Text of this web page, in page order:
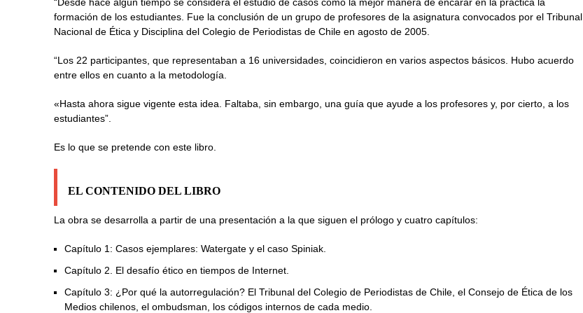
formación de los estudiantes. Fue la conclusión de un grupo de profesores de la asignatura convocados por el Tribunal
Nacional de Ética y Disciplina del Colegio de Periodistas de Chile en agosto de 2005.
“Los 22 participantes, que representaban a 16 universidades, coincidieron en varios aspectos básicos. Hubo acuerdo
entre ellos en cuanto a la metodología.
«Hasta ahora sigue vigente esta idea. Faltaba, sin embargo, una guía que ayude a los profesores y, por cierto, a los
estudiantes”.
Es lo que se pretende con este libro.
EL CONTENIDO DEL LIBRO
La obra se desarrolla a partir de una presentación a la que siguen el prólogo y cuatro capítulos:
Capítulo 1: Casos ejemplares: Watergate y el caso Spiniak.
Capítulo 2. El desafío ético en tiempos de Internet.
Capítulo 3: ¿Por qué la autorregulación? El Tribunal del Colegio de Periodistas de Chile, el Consejo de Ética de los
Medios chilenos, el ombudsman, los códigos internos de cada medio.